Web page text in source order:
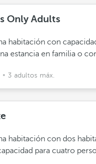
Only Adults
habitación con
estancia en familia o
3 adultos máx.
habitación con dos
para cuatro